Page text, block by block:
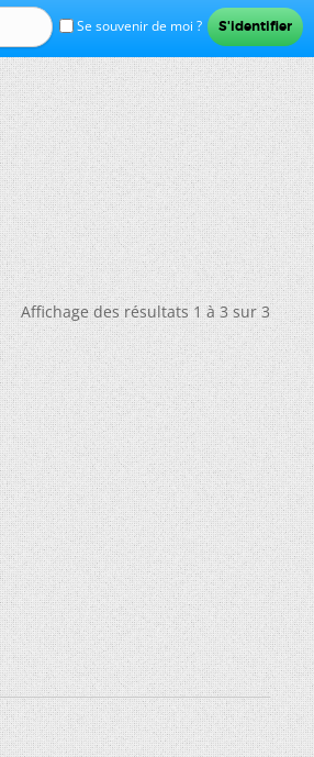
Se souvenir de moi ?
Affichage des résultats 1 à 3 sur 3